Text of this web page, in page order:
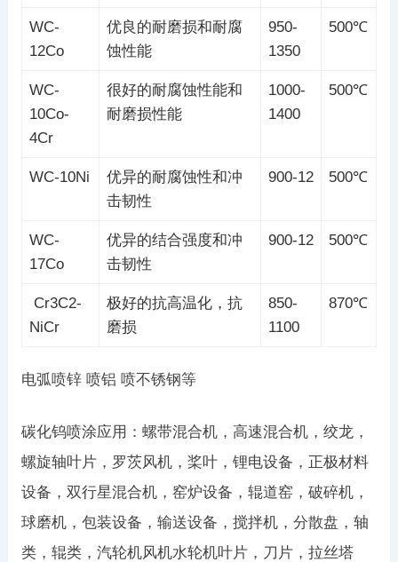
WC-
12Co
优良的耐磨损和耐腐
蚀性能
950-
1350
500℃
WC-
10Co-
4Cr
很好的耐腐蚀性能和
耐磨损性能
1000-
1400
500℃
WC-10Ni
优异的耐腐蚀性和冲
击韧性
900-12 500℃
WC-
17Co
优异的结合强度和冲
击韧性
900-12 500℃
Cr3C2-
NiCr
极好的抗高温化，抗
磨损
850-
1100
870℃
电弧喷锌 喷铝 喷不锈钢等
碳化钨喷涂应用：螺带混合机，高速混合机，绞龙，
螺旋轴叶片，罗茨风机，桨叶，锂电设备，正极材料
设备，双行星混合机，窑炉设备，辊道窑，破碎机，
球磨机，包装设备，输送设备，搅拌机，分散盘，轴
类，辊类，汽轮机风机水轮机叶片，刀片，拉丝塔